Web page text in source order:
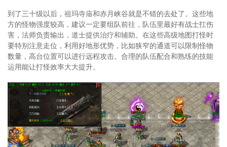
到了三十级以后，祖玛寺庙和赤月峡谷就是不错的去处了。这些地
方的怪物强度较高，建议一定要组队前往，队伍里最好有战士扛伤
害，法师负责输出，道士提供治疗和辅助。在这些高级地图打怪时
要特别注意走位，利用好地形优势，比如狭窄的通道可以限制怪物
数量，高台位置可以进行远程攻击。合理的队伍配合和熟练的技能
运用能让打怪效率大大提升。